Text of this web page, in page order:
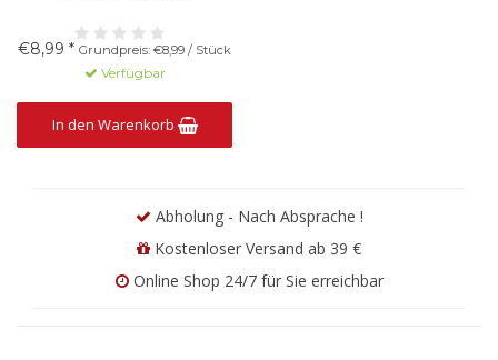
€8,99 * Grundpreis: €8,99 / Stück
Verfügbar
In den Warenkorb
Abholung - Nach Absprache !
Kostenloser Versand ab 39 €
Online Shop 24/7 für Sie erreichbar